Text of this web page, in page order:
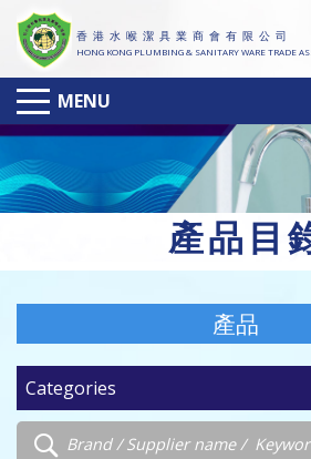
香 港 水 喉 潔 具 業 商 會 有 限 公 司
HONG KONG PLUMBING & SANITARY WARE TRADE
MENU
產品目
產品
Categories